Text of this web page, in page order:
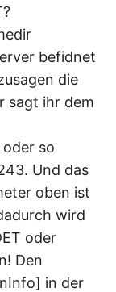
befidnet
die
sagt ihr dem
so
Und das
oben ist
wird
oder
Den
in der